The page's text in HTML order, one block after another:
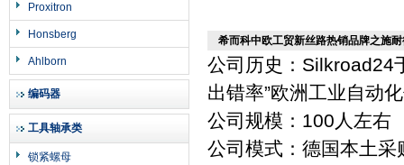
Proxitron
Honsberg
Ahlborn
编码器
工具轴承类
锁紧螺母
希而科中欧工贸新丝路热销品牌之施
公司历史：Silkroad24
出错率”欧洲工业自动
公司规模：100人左右
公司模式：德国本土